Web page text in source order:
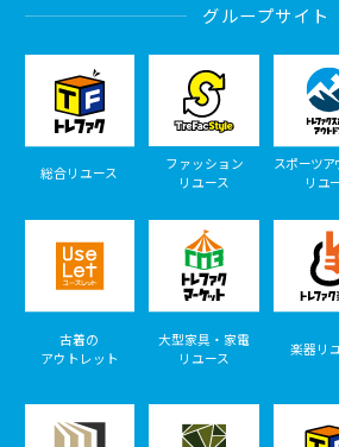
グループサイト
総合リユース
ファッション
リユース
スポーツア
リユ
古着の
アウトレット
大型家具・家電
リユース
楽器リ